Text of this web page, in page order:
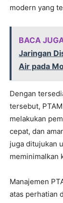
modern yang
BACA
Jaringan
Air pada
Dengan
tersebut,
melakukan
cepat, dan
juga ditujukan
meminimalkan
Manajemen
atas perhatian